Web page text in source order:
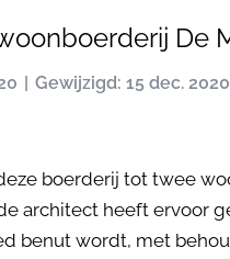
De
Gewijzigd: 15 dec. 2020
boerderij tot twee
architect heeft ervoor
benut wordt, met